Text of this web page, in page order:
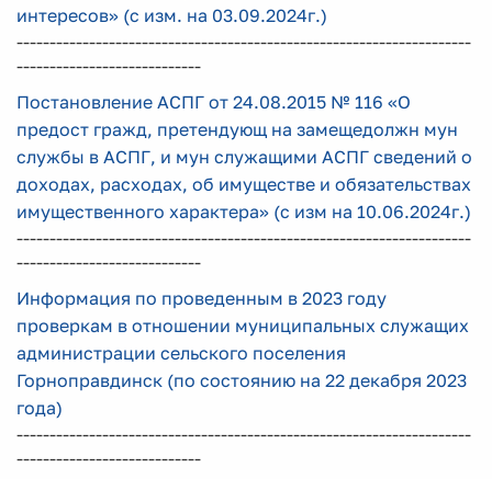
интересов» (с изм. на 03.09.2024г.)
---------------------------------------------------------------------
----------------------------
Постановление АСПГ от 24.08.2015 № 116 «О
предост гражд, претендующ на замещедолжн мун
службы в АСПГ, и мун служащими АСПГ сведений о
доходах, расходах, об имуществе и обязательствах
имущественного характера» (с изм на 10.06.2024г.)
---------------------------------------------------------------------
----------------------------
Информация по проведенным в 2023 году
проверкам в отношении муниципальных служащих
администрации сельского поселения
Горноправдинск (по состоянию на 22 декабря 2023
года)
---------------------------------------------------------------------
----------------------------